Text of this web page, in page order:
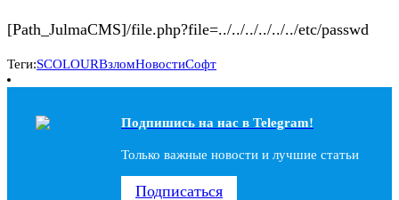
[Path_JulmaCMS]/file.php?file=../../../../../../etc/passwd
Теги:SCOLOURВзломНовостиСофт
Подпишись на наc в Telegram!
Только важные новости и лучшие статьи
Подписаться